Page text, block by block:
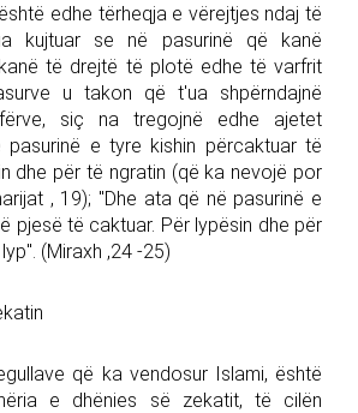
edhe tërheqja e vërejtjes ndaj të
kujtuar se në pasurinë që kanë
të drejtë të plotë edhe të varfrit
u takon që t'ua shpërndajnë
siç na tregojnë edhe ajetet
pasurinë e tyre kishin përcaktuar të
dhe për të ngratin (që ka nevojë por
, 19); "Dhe ata që në pasurinë e
pjesë të caktuar. Për lypësin dhe për
(Miraxh ,24 -25)
që ka vendosur Islami, është
e dhënies së zekatit, të cilën